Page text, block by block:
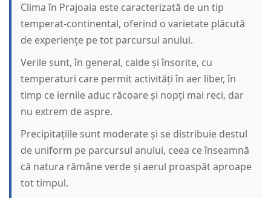
Clima în Prajoaia este caracterizată de un tip
temperat-continental, oferind o varietate plăcută
de experiențe pe tot parcursul anului.
Verile sunt, în general, calde și însorite, cu
temperaturi care permit activități în aer liber, în
timp ce iernile aduc răcoare și nopți mai reci, dar
nu extrem de aspre.
Precipitațiile sunt moderate și se distribuie destul
de uniform pe parcursul anului, ceea ce înseamnă
că natura rămâne verde și aerul proaspăt aproape
tot timpul.